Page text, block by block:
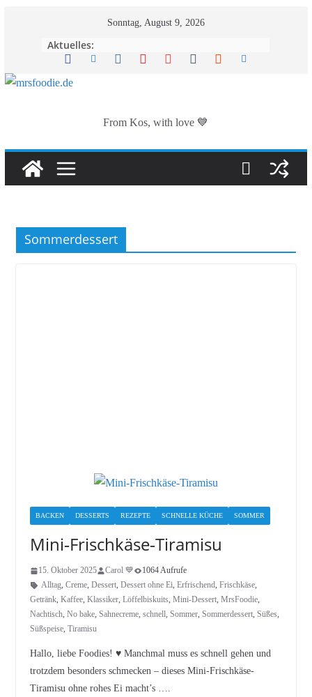
Sonntag, August 9, 2026
Aktuelles:
From Kos, with love 💙
Sommerdessert
BACKEN DESSERTS REZEPTE SCHNELLE KÜCHE SOMMER
Mini‑Frischkäse‑Tiramisu
15. Oktober 2025 Carol 💙
1064 Aufrufe
Alltag, Creme, Dessert, Dessert ohne Ei, Erfrischend, Frischkäse,
Getränk, Kaffee, Klassiker, Löffelbiskuits, Mini-Dessert, MrsFoodie,
Nachtisch, No bake, Sahnecreme, schnell, Sommer, Sommerdessert, Süßes,
Süßspeise, Tiramisu
Hallo, liebe Foodies! ♥︎ Manchmal muss es schnell gehen und
trotzdem besonders schmecken – dieses Mini-Frischkäse-
Tiramisu ohne rohes Ei macht’s ….